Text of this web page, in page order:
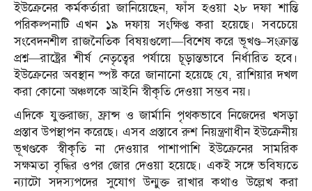
ইউক্রেনের কর্মকর্তারা জানিয়েছেন, ফাঁস হওয়া ২৮ দফা শান্তি
পরিকল্পনাটি এখন ১৯ দফায় সংক্ষিপ্ত করা হয়েছে। সবচেয়ে
সংবেদনশীল রাজনৈতিক বিষয়গুলো—বিশেষ করে ভূখণ্ড–সংক্রান্ত
প্রশ্ন—রাষ্ট্রের শীর্ষ নেতৃত্বের পর্যায়ে চূড়ান্তভাবে নির্ধারিত হবে।
ইউক্রেনের অবস্থান স্পষ্ট করে জানানো হয়েছে যে, রাশিয়ার দখল
করা কোনো অঞ্চলকে আইনি স্বীকৃতি দেওয়া সম্ভব নয়।
এদিকে যুক্তরাজ্য, ফ্রান্স ও জার্মানি পৃথকভাবে নিজেদের খসড়া
প্রস্তাব উপস্থাপন করেছে। এসব প্রস্তাবে রুশ নিয়ন্ত্রণাধীন ইউক্রেনীয়
ভূখণ্ডকে স্বীকৃতি না দেওয়ার পাশাপাশি ইউক্রেনের সামরিক
সক্ষমতা বৃদ্ধির ওপর জোর দেওয়া হয়েছে। একই সঙ্গে ভবিষ্যতে
ন্যাটো সদস্যপদের সুযোগ উন্মুক্ত রাখার কথাও উল্লেখ করা